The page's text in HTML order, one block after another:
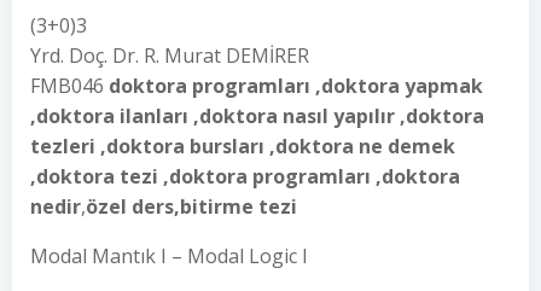
(3+0)3
Yrd. Doç. Dr. R. Murat DEMİRER
FMB046 doktora programları ,doktora yapmak
,doktora ilanları ,doktora nasıl yapılır ,doktora
tezleri ,doktora bursları ,doktora ne demek
,doktora tezi ,doktora programları ,doktora
nedir,özel ders,bitirme tezi
Modal Mantık I – Modal Logic I